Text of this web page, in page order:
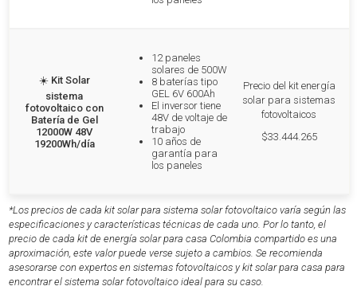
☀️ Kit Solar
sistema
fotovoltaico con
Batería de Gel
12000W 48V
19200Wh/día
12 paneles
solares de 500W
8 baterías tipo
GEL 6V 600Ah
El inversor tiene
48V de voltaje de
trabajo
10 años de
garantía para
los paneles
Precio del kit energía
solar para sistemas
fotovoltaicos
$33.444.265
*Los precios de cada kit solar para sistema solar fotovoltaico varía según las
especificaciones y características técnicas de cada uno. Por lo tanto, el
precio de cada kit de energía solar para casa Colombia compartido es una
aproximación, este valor puede verse sujeto a cambios. Se recomienda
asesorarse con expertos en sistemas fotovoltaicos y kit solar para casa para
encontrar el sistema solar fotovoltaico ideal para su caso.